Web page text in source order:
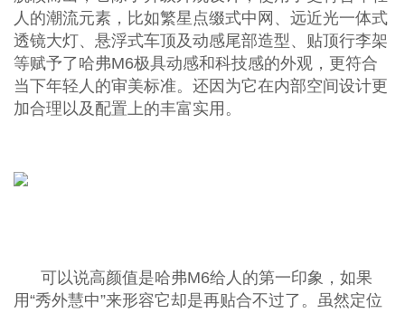
人的潮流元素，比如繁星点缀式中网、远近光一体式
透镜大灯、悬浮式车顶及动感尾部造型、贴顶行李架
等赋予了哈弗M6极具动感和科技感的外观，更符合
当下年轻人的审美标准。还因为它在内部空间设计更
加合理以及配置上的丰富实用。
可以说高颜值是哈弗M6给人的第一印象，如果
用“秀外慧中”来形容它却是再贴合不过了。虽然定位